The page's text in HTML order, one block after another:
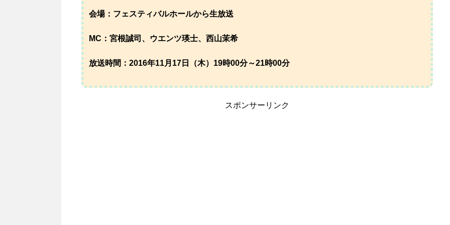
会場：フェスティバルホールから生放送
MC：宮根誠司、ウエンツ瑛士、西山茉希
放送時間：2016年11月17日（木）19時00分～21時00分
スポンサーリンク